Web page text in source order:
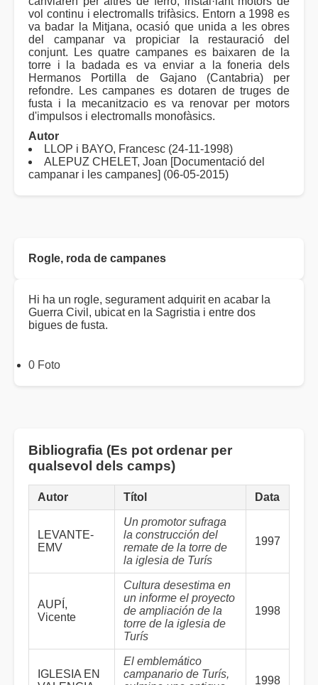
vol continu i electromalls trifàsics. Entorn a 1998 es
va badar la Mitjana, ocasió que unida a les obres
del campanar va propiciar la restauració del
conjunt. Les quatre campanes es baixaren de la
torre i la badada es va enviar a la foneria dels
Hermanos Portilla de Gajano (Cantabria) per
refondre. Les campanes es dotaren de truges de
fusta i la mecanitzacio es va renovar per motors
d'impulsos i electromalls monofàsics.
Autor
LLOP i BAYO, Francesc (24-11-1998)
ALEPUZ CHELET, Joan [Documentació del
campanar i les campanes] (06-05-2015)
Rogle, roda de campanes
Hi ha un rogle, segurament adquirit en acabar la
Guerra Civil, ubicat en la Sagristia i entre dos
bigues de fusta.
0 Foto
Bibliografia (Es pot ordenar per
qualsevol dels camps)
Autor Títol Data
LEVANTE-
EMV
Un promotor sufraga
la construcción del
remate de la torre de
la iglesia de Turís
1997
AUPÍ,
Vicente
Cultura desestima en
un informe el proyecto
de ampliación de la
torre de la iglesia de
Turís
1998
IGLESIA EN
El emblemático
campanario de Turís,
1998